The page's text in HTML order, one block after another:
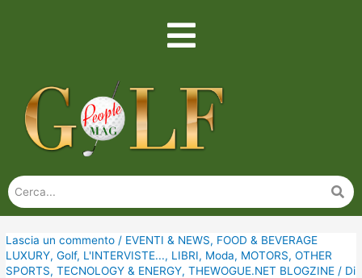
Lascia un commento / EVENTI & NEWS, FOOD & BEVERAGE
LUXURY,Golf, L'INTERVISTE..., LIBRI, Moda, MOTORS,OTHER
SPORTS,TECNOLOGY & ENERGY,THEWOGUE.NET BLOGZINE / Di